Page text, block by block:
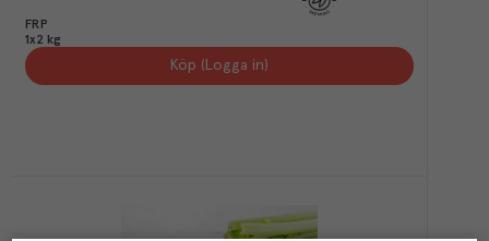
FRP
1x2 kg
Köp (Logga in)